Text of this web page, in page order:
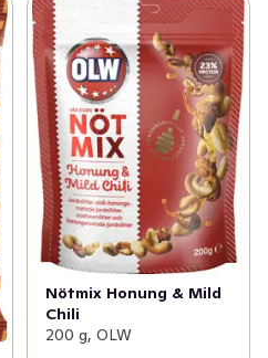
Nötmix Honung & Mild
Chili
200 g, OLW